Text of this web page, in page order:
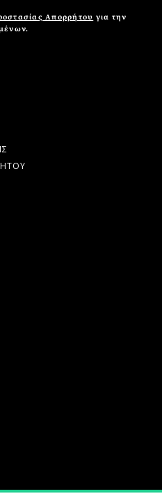
Απορρήτου για την